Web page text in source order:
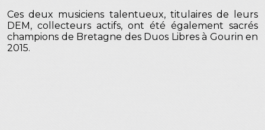
Ces deux musiciens talentueux, titulaires de leurs
DEM, collecteurs actifs, ont été également sacrés
champions de Bretagne des Duos Libres à Gourin en
2015.